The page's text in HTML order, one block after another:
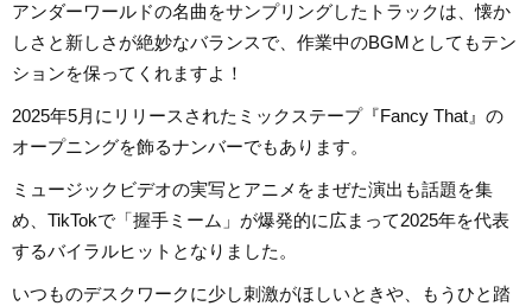
アンダーワールドの名曲をサンプリングしたトラックは、懐か
しさと新しさが絶妙なバランスで、作業中のBGMとしてもテン
ションを保ってくれますよ！
2025年5月にリリースされたミックステープ『Fancy That』の
オープニングを飾るナンバーでもあります。
ミュージックビデオの実写とアニメをまぜた演出も話題を集
め、TikTokで「握手ミーム」が爆発的に広まって2025年を代表
するバイラルヒットとなりました。
いつものデスクワークに少し刺激がほしいときや、もうひと踏